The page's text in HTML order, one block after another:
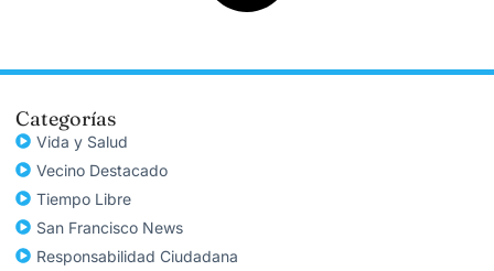
Categorías
Vida y Salud
Vecino Destacado
Tiempo Libre
San Francisco News
Responsabilidad Ciudadana